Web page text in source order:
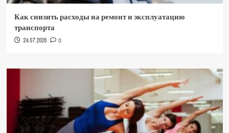
Как снизить расходы на ремонт и эксплуатацию
транспорта
24.07.2026 0